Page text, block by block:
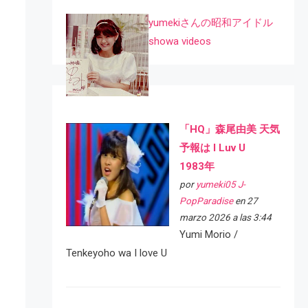
yumekiさんの昭和アイドル
showa videos
「HQ」森尾由美 天気
予報は I Luv U
1983年
por yumeki05 J-
PopParadiseen 27
marzo 2026 a las 3:44
Yumi Morio /
Tenkeyoho wa I love U